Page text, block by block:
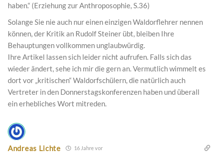
haben.“ (Erziehung zur Anthroposophie, S.36)
Solange Sie nie auch nur einen einzigen Waldorflehrer nennen
können, der Kritik an Rudolf Steiner übt, bleiben Ihre
Behauptungen vollkommen unglaubwürdig.
Ihre Artikel lassen sich leider nicht aufrufen. Falls sich das
wieder ändert, sehe ich mir die gern an. Vermutlich wimmelt es
dort vor „kritischen“ Waldorfschülern, die natürlich auch
Vertreter in den Donnerstagskonferenzen haben und überall
ein erhebliches Wort mitreden.
Andreas Lichte 16 Jahre vor